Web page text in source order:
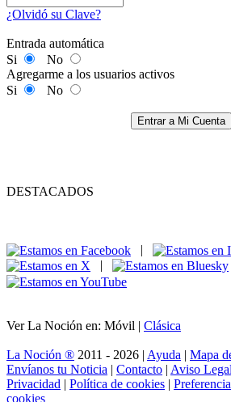
¿Olvidó su Clave?
Entrada automática
Si
No
Agregarme a los usuarios activos
Si
No
Entrar a Mi Cuenta
DESTACADOS
|
|
Ver La Noción en: Móvil | Clásica
La Noción ® 2011 - 2026 | Ayuda | Mapa
Envíanos tu Noticia | Contacto | Aviso Legal
Privacidad | Política de cookies |
cookies